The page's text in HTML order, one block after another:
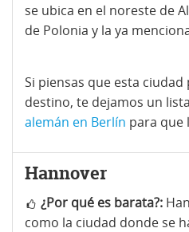
se ubica en el noreste de
de Polonia y la ya
Si piensas que esta
destino, te dejamos un
alemán en Berlín para que
Hannover
¿Por qué es barata?:
como la ciudad donde se